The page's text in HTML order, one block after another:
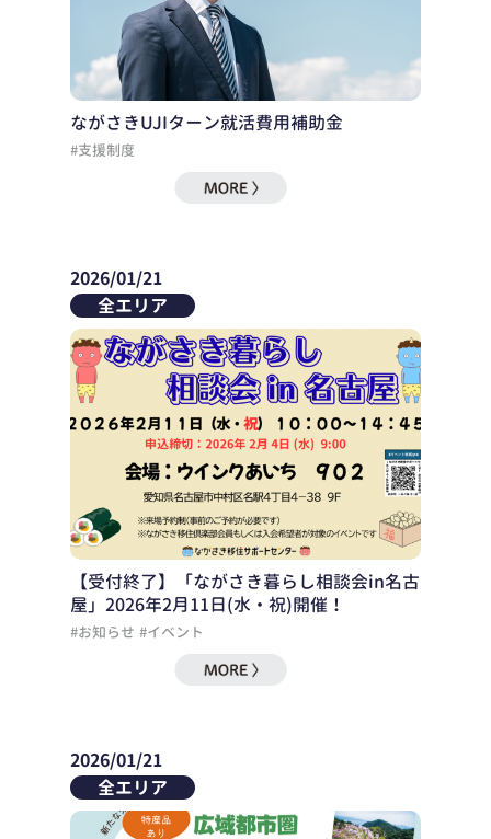
ながさきUJIターン就活費用補助金
#支援制度
2026/01/21
全エリア
【受付終了】「ながさき暮らし相談会in名古
屋」2026年2月11日(水・祝)開催！
#お知らせ #イベント
2026/01/21
全エリア